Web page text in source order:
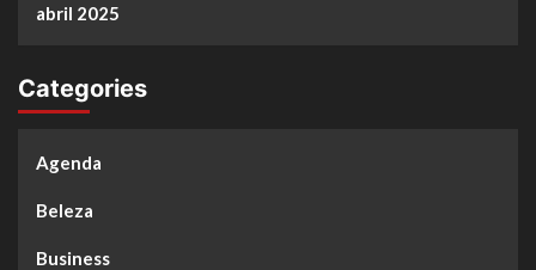
abril 2025
Categories
Agenda
Beleza
Business